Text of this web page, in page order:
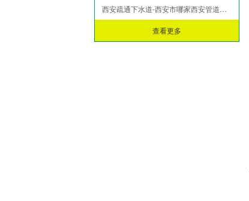
西安疏通下水道-西安市哪家西安管道疏通公司好
查看更多